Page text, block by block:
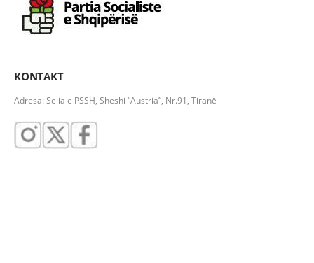
KONTAKT
Adresa: Selia e PSSH, Sheshi “Austria”, Nr.91, Tiranë